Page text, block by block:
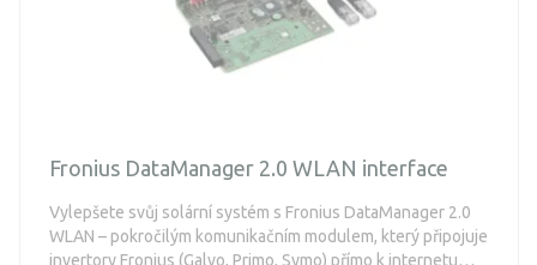
Fronius DataManager 2.0 WLAN interface
Vylepšete svůj solární systém s Fronius DataManager 2.0
WLAN – pokročilým komunikačním modulem, který připojuje
invertory Fronius (Galvo, Primo, Symo) přímo k internetu